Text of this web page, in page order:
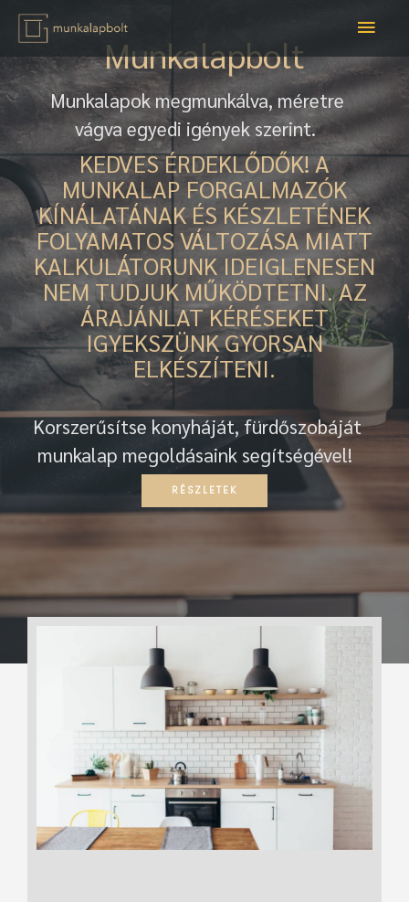
Munkalapbolt
Munkalapok megmunkálva, méretre
vágva egyedi igények szerint.
KEDVES ÉRDEKLŐDŐK! A
MUNKALAP FORGALMAZÓK
KÍNÁLATÁNAK ÉS KÉSZLETÉNEK
FOLYAMATOS VÁLTOZÁSA MIATT
KALKULÁTORUNK IDEIGLENESEN
NEM TUDJUK MŰKÖDTETNI. AZ
ÁRAJÁNLAT KÉRÉSEKET
IGYEKSZÜNK GYORSAN
ELKÉSZÍTENI.
Korszerűsítse konyháját, fürdőszobáját
munkalap megoldásaink segítségével!
RÉSZLETEK